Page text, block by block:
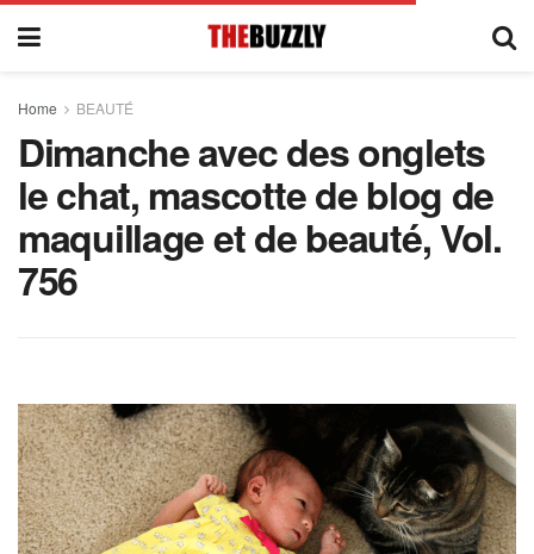
Home BEAUTÉ
Dimanche avec des onglets
le chat, mascotte de blog de
maquillage et de beauté, Vol.
756